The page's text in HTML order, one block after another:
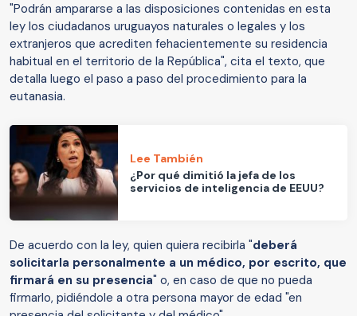
"Podrán ampararse a las disposiciones contenidas en esta
ley los ciudadanos uruguayos naturales o legales y los
extranjeros que acrediten fehacientemente su residencia
habitual en el territorio de la República", cita el texto, que
detalla luego el paso a paso del procedimiento para la
eutanasia.
Lee También
¿Por qué dimitió la jefa de los
servicios de inteligencia de EEUU?
De acuerdo con la ley, quien quiera recibirla "deberá
solicitarla personalmente a un médico, por escrito, que
firmará en su presencia" o, en caso de que no pueda
firmarlo, pidiéndole a otra persona mayor de edad "en